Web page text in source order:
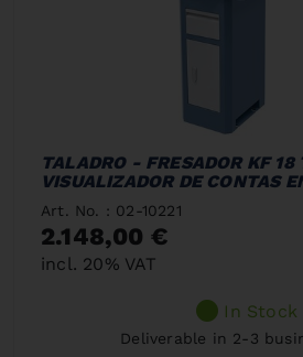
TALADRO - FRESADOR KF 18
VISUALIZADOR DE CONTAS
Art. No. : 02-10221
2.148,00 €
incl. 20% VAT
In Stock
Deliverable in 2-3